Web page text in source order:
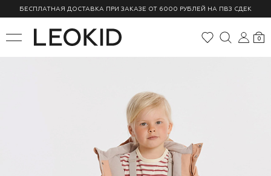
БЕСПЛАТНАЯ ДОСТАВКА ПРИ ЗАКАЗЕ ОТ 6000 РУБЛЕЙ НА ПВЗ СДЕК
0